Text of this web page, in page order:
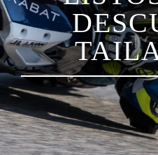
LUCA
ENEA
NICCOLÒ
XAVIER